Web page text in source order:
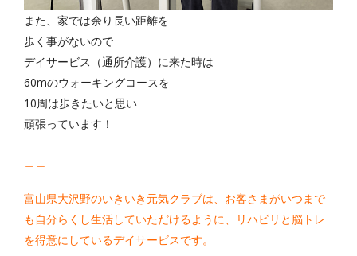
また、家では余り長い距離を
歩く事がないので
デイサービス（通所介護）に来た時は
60mのウォーキングコースを
10周は歩きたいと思い
頑張っています！
富山県大沢野のいきいき元気クラブは、お客さまがいつまで
も自分らくし生活していただけるように、リハビリと脳トレ
を得意にしているデイサービスです。